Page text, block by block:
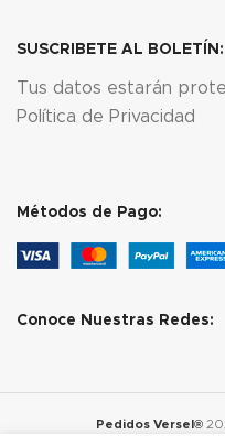
SUSCRIBETE AL BOLETÍN:
Tus datos estarán
Política de Privacidad
Métodos de Pago:
Conoce Nuestras Redes:
Pedidos Versel®